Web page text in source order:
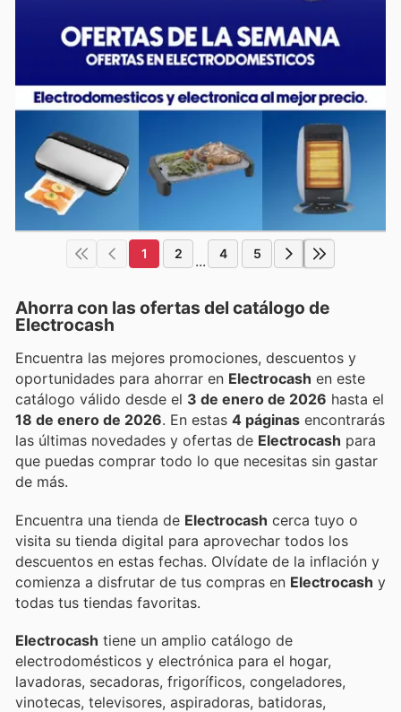
1 2 ... 4 5
Ahorra con las ofertas del catálogo de
Electrocash
Encuentra las mejores promociones, descuentos y
oportunidades para ahorrar en Electrocash en este
catálogo válido desde el 3 de enero de 2026 hasta el
18 de enero de 2026 . En estas 4 páginas encontrarás
las últimas novedades y ofertas de Electrocash para
que puedas comprar todo lo que necesitas sin gastar
de más.
Encuentra una tienda de Electrocash cerca tuyo o
visita su tienda digital para aprovechar todos los
descuentos en estas fechas. Olvídate de la inflación y
comienza a disfrutar de tus compras en Electrocash y
todas tus tiendas favoritas.
Electrocash tiene un amplio catálogo de
electrodomésticos y electrónica para el hogar,
lavadoras, secadoras, frigoríficos, congeladores,
vinotecas, televisores, aspiradoras, batidoras,